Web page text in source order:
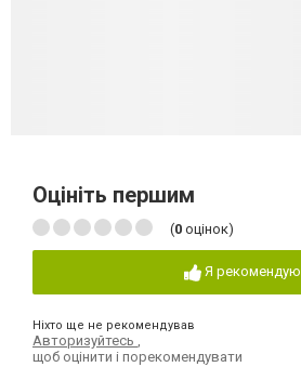
Оцініть першим
(0 оцінок)
Я рекомендую
Ніхто ще не рекомендував
Авторизуйтесь
щоб оцінити і порекомендувати